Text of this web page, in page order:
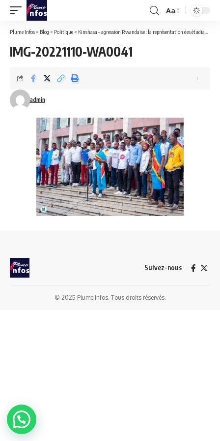
Font
Resizer
Aa
Plume Infos > Blog > Politique > Kinshasa – agression Rwandaise : la représentation des étudiants du Congo soutient les Fardc et leur commandant suprême.
IMG-20221110-WA0041
admin
Suivez-nous
© 2025 Plume Infos. Tous droits réservés.